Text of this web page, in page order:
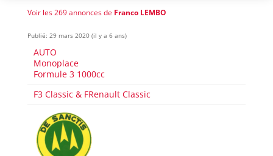
Voir les 269 annonces de Franco LEMBO
Publié: 29 mars 2020 (il y a 6 ans)
AUTO
Monoplace
Formule 3 1000cc
F3 Classic & FRenault Classic